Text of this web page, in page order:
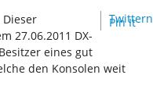
Twittern
Pin It
27.06.2011 DX-
eines gut
den Konsolen weit